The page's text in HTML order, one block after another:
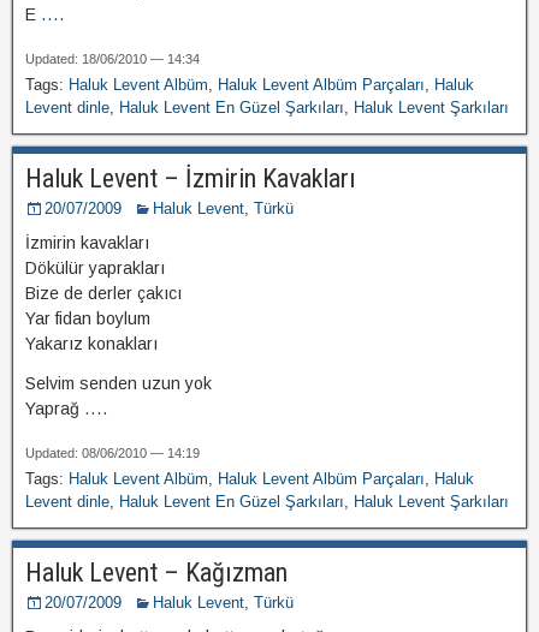
E ....
Updated: 18/06/2010 — 14:34
Tags: Haluk Levent Albüm, Haluk Levent Albüm Parçaları, Haluk
Levent dinle, Haluk Levent En Güzel Şarkıları, Haluk Levent Şarkıları
Haluk Levent – İzmirin Kavakları
20/07/2009 Haluk Levent, Türkü
İzmirin kavakları
Dökülür yaprakları
Bize de derler çakıcı
Yar fidan boylum
Yakarız konakları
Selvim senden uzun yok
Yaprağ ....
Updated: 08/06/2010 — 14:19
Tags: Haluk Levent Albüm, Haluk Levent Albüm Parçaları, Haluk
Levent dinle, Haluk Levent En Güzel Şarkıları, Haluk Levent Şarkıları
Haluk Levent – Kağızman
20/07/2009 Haluk Levent, Türkü